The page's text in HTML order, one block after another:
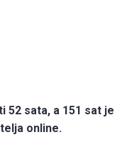
52 sata, a 151 sat je
online.